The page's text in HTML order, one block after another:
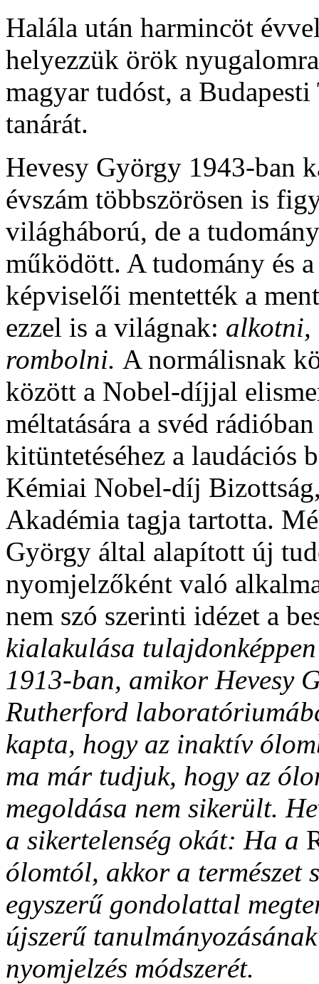
Halála után harmincöt
helyezzük örök
magyar tudóst, a
tanárát.
Hevesy György 1943-ban
évszám többszörösen is
világháború, de a
működött. A tudomány és
képviselői mentették a
ezzel is a világnak: alkotni,
rombolni. A normálisnak
között a Nobel-díjjal
méltatására a svéd
kitüntetéséhez a laudációs
Kémiai Nobel-díj
Akadémia tagja tartotta.
György által alapított új
nyomjelzőként való
nem szó szerinti idézet a
kialakulása
1913-ban, amikor Hevesy
Rutherford
kapta, hogy az inaktív
ma már tudjuk, hogy az
megoldása nem sikerült.
a sikertelenség okát: Ha a
ólomtól, akkor a természet
egyszerű gondolattal
újszerű
nyomjelzés módszerét.